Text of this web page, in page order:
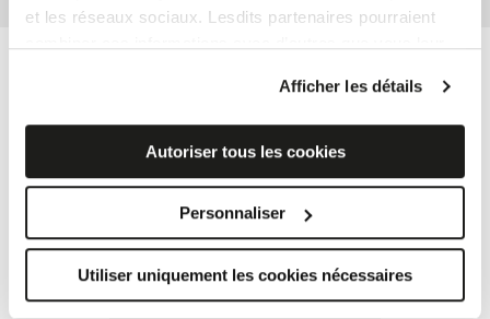
et les réseaux sociaux. Lesdits partenaires pourraient
Si vous souhaitez en savoir davantage ou refusez le
consentement à tous les cookies, ou à quelques-uns
seulement,cliquez ici. Le consentement peut être
cookies ». Si vous ne voulez pas de cookies de profilage,
vous pouvez refuser le consentement avec la touche
« Refusez ».
Afficher les détails
Autoriser tous les cookies
Personnaliser
Utiliser uniquement les cookies nécessaires
Certification et Marques